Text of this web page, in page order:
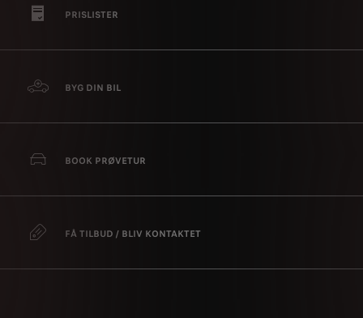
PRISLISTER
BYG DIN BIL
BOOK PRØVETUR
FÅ TILBUD / BLIV KONTAKTET